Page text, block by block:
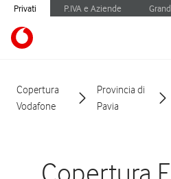
Privati P.IVA e Aziende
Copertura
Vodafone
Provincia di
Pavia
Copertura